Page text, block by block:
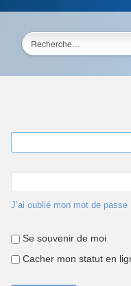
J’ai oublié mon mot de passe
Se souvenir de moi
Cacher mon statut en